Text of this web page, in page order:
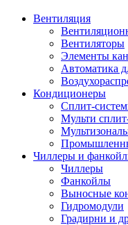
Вентиляция
Вентиляторы
Элементы
Автоматика
Кондиционеры
Сплит-
Мульти
Чиллеры и
Чиллеры
Фанкойлы
Выносные
Гидромодули
Градирни и